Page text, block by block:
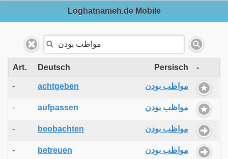
Loghatnameh.de Mobile
Art. Deutsch Persisch -
- achtgeben مواظب بودن
- aufpassen مواظب بودن
- beobachten مواظب بودن
- betreuen مواظب بودن